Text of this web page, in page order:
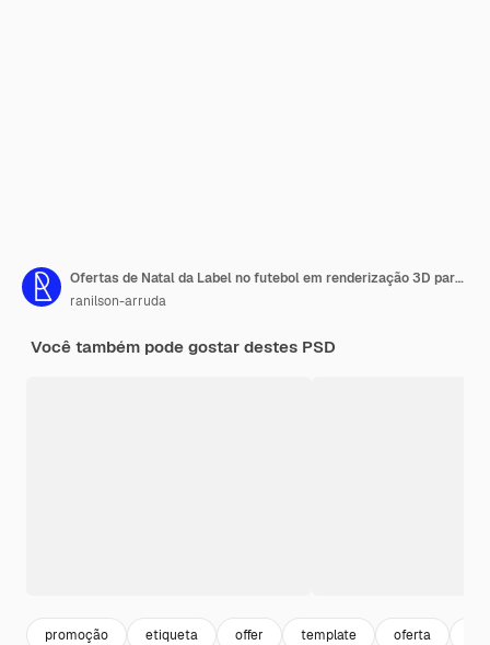
Ofertas de Natal da Label no futebol em renderização 3D para campanha de marketing no Brasil
ranilson-arruda
Você também pode gostar destes PSD
promoção etiqueta offer template oferta